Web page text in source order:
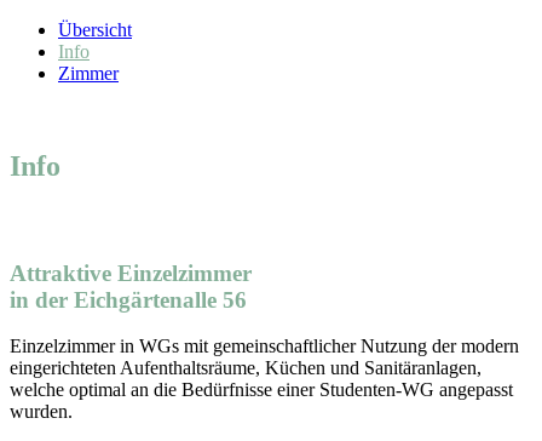
Übersicht
Info
Zimmer
Info
Attraktive Einzelzimmer
in der Eichgärtenalle 56
Einzelzimmer in WGs mit gemeinschaftlicher Nutzung der modern
eingerichteten Aufenthaltsräume, Küchen und Sanitäranlagen,
welche optimal an die Bedürfnisse einer Studenten-WG angepasst
wurden.